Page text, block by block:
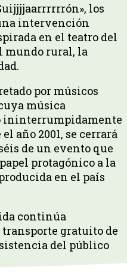
los
intervención
en el teatro del
mundo rural, la
por músicos
música
ininterrumpidamente
año 2001, se cerrará
de un evento que
protagónico a la
en el país
continúa
gratuito de
del público